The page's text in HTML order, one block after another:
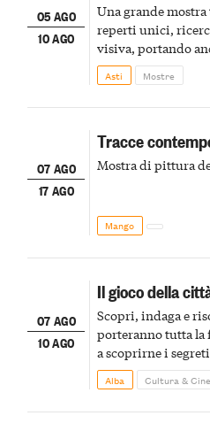
05 AGO
10 AGO
Una grande
reperti unici,
visiva, portando
della scena le
Asti Mostre
07 AGO
17 AGO
Tracce
Mostra di pittura
Mango
07 AGO
10 AGO
Il gioco della
Scopri, indaga e
porteranno tutta
a scoprirne i segreti
Alba Cultura &